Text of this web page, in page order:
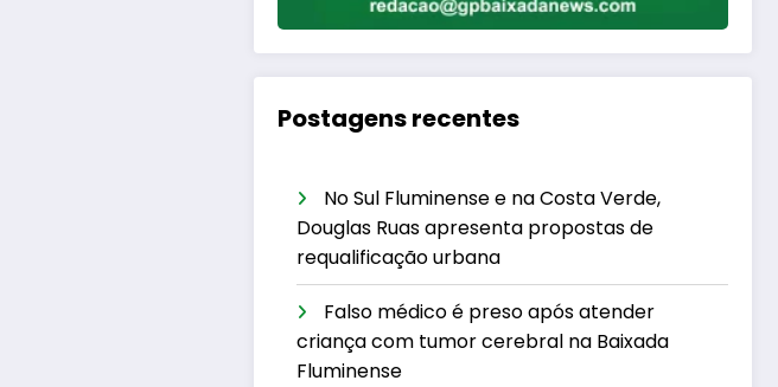
Postagens recentes
No Sul Fluminense e na Costa Verde,
Douglas Ruas apresenta propostas de
requalificação urbana
Falso médico é preso após atender
criança com tumor cerebral na Baixada
Fluminense